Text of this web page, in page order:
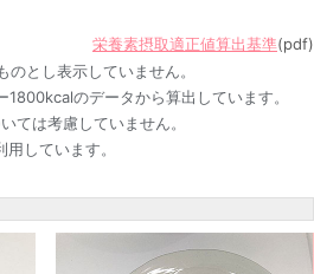
栄養素摂取適正値算出基準(pdf)
とし表示していません。
のデータから算出しています。
ては考慮していません。
しています。